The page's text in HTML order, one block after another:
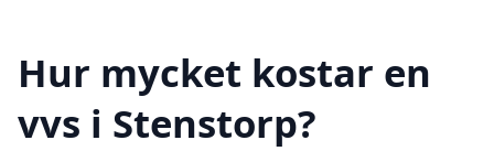
Hur mycket kostar en
vvs i Stenstorp?